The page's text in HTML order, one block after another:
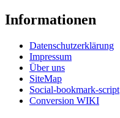
Informationen
Datenschutzerklärung
Impressum
Über uns
SiteMap
Social-bookmark-script
Conversion WIKI